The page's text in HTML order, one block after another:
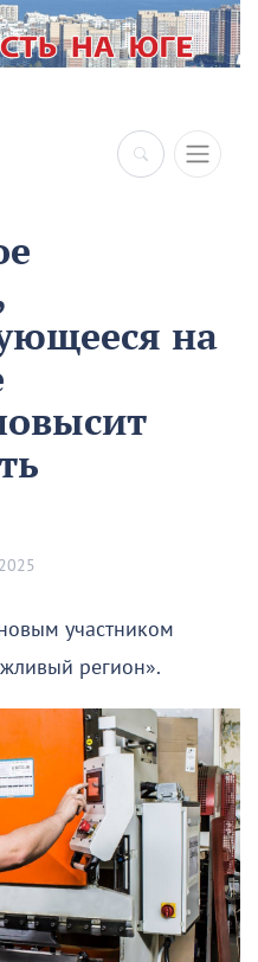
×
на
участником
регион».